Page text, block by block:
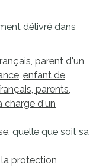
délivré dans
parent d'un
, enfant de
parents,
charge d'un
, quelle que soit sa
la protection